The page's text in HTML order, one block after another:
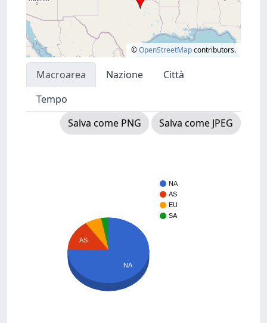
©OpenStreetMapcontributors.
Macroarea Nazione
Città
Tempo
Salva come PNG
Salva come JPEG
NA
AS
EU
SA
AS
NA